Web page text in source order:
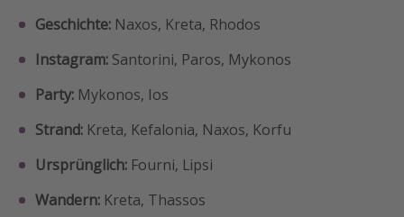
Geschichte: Naxos, Kreta, Rhodos
Instagram: Santorini, Paros, Mykonos
Party: Mykonos, Ios
Strand: Kreta, Kefalonia, Naxos, Korfu
Ursprünglich: Fourni, Lipsi
Wandern: Kreta, Thassos